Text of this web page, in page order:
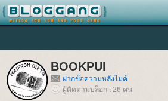
BOOKPUI
ฝากข้อความหลังไมค์
ผู้ติดตามบล็อก : 26 คน